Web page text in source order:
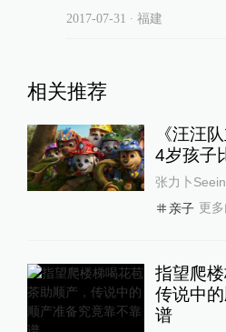
2017-07-31 ∙ 福建
相关推荐
《汪汪
4岁孩子
张力卜
亲子 更
指望爬
传说中
谱